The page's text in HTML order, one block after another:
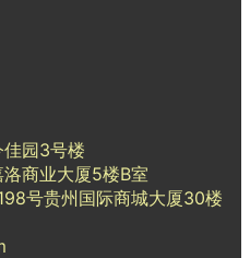
园3号楼
商业大厦5楼B室
号贵州国际商城大厦30楼